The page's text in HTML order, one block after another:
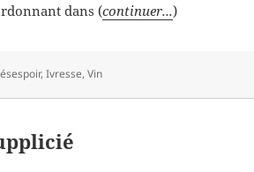
dans (continuer...)
,Ivresse,Vin